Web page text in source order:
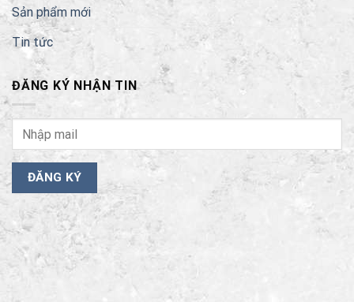
Sản phẩm mới
Tin tức
ĐĂNG KÝ NHẬN TIN